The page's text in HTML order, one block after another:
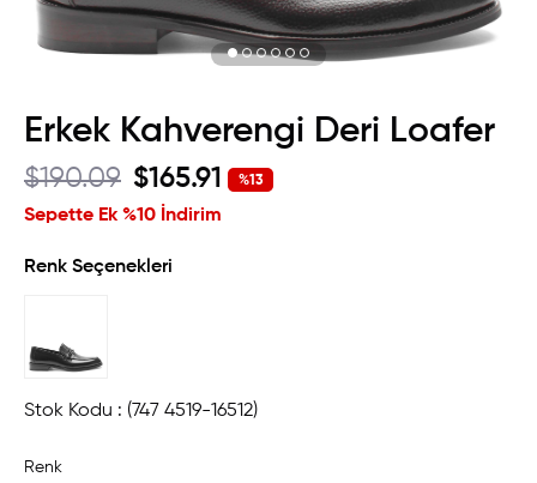
Erkek Kahverengi Deri Loafer
$190.09 $165.91
Sepette Ek %10 İndirim
%13
Renk Seçenekleri
Stok Kodu (747 4519-16512)
Renk